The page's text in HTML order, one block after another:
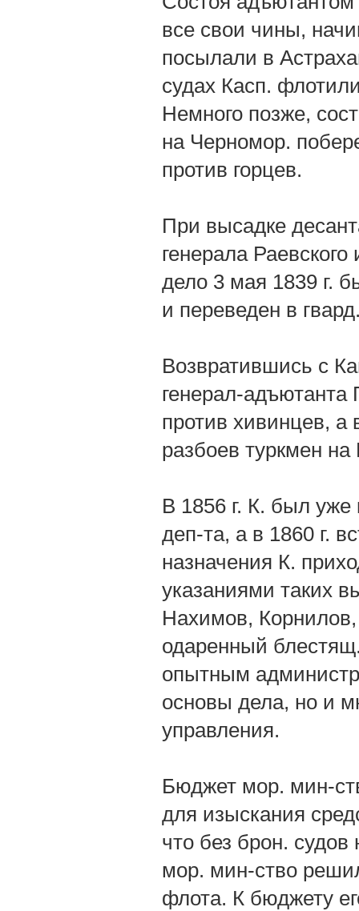
все свои чины,
посылали в
судах Касп.
Немного позже,
на Черномор.
против горцев.
При высадке
генерала
дело 3 мая 1839 г.
и переведен в
Возвратившись с
генерал-адъютанта
против хивинцев, а
разбоев туркмен
В 1856 г. К. был
деп-та, а в 1860 г.
назначения К.
указаниями таких
Нахимов,
одаренный
опытным
основы дела, но и
управления.
Бюджет мор. мин-
для изыскания
что без брон. судов
мор. мин-ство
флота. К бюджету